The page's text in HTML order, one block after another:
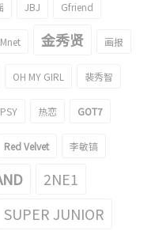
JBJ Gfriend
Mnet 金秀贤 画报
OH MY GIRL 裴秀智
PSY 热恋 GOT7
Red Velvet 李敏镐
2NE1
SUPER JUNIOR